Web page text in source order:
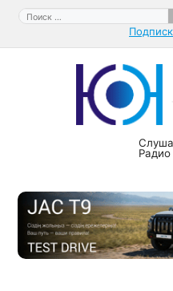
Перейти
содержимому
Поиск: